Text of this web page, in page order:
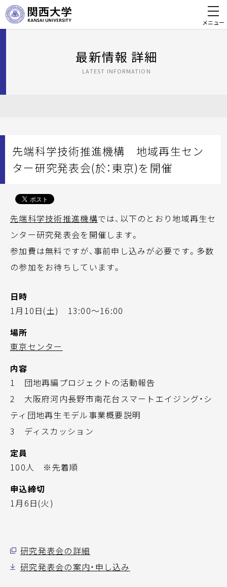
メニュー
最新情報 詳細
LATEST INFORMATION
先端科学技術推進機構 地域再生セン
ター研究発表会(於：東京)を開催
先端科学技術推進機構では、以下のとおり地域再生セ
ンター研究発表会を開催します。
参加費は無料ですが、事前申し込みが必要です。多数
の参加をお待ちしています。
日時
1月10日(土) 13:00～16:00
場所
東京センター
内容
1 団地再編プロジェクトの活動報告
2 大阪府河内長野市南花台スマートエイジング・シ
ティ団地再生モデル事業概要説明
3 ディスカッション
定員
100人 ※先着順
申込締切
1月6日(火)
研究発表会の詳細
研究発表会の案内・申し込み